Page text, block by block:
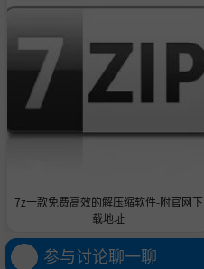
7z一款免费高效的解压缩软件-附官网下
载地址
参与讨论聊一聊